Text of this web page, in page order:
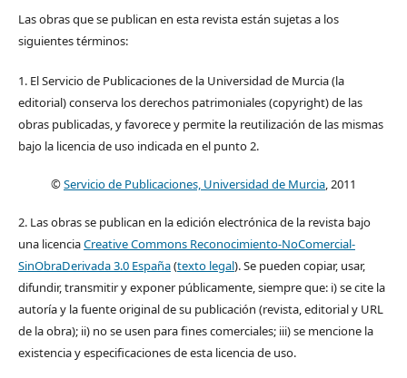
Las obras que se publican en esta revista están sujetas a los
siguientes términos:
1. El Servicio de Publicaciones de la Universidad de Murcia (la
editorial) conserva los derechos patrimoniales (copyright) de las
obras publicadas, y favorece y permite la reutilización de las mismas
bajo la licencia de uso indicada en el punto 2.
©Servicio de Publicaciones, Universidad de Murcia, 2011
2. Las obras se publican en la edición electrónica de la revista bajo
una licenciaCreative Commons Reconocimiento-NoComercial-
SinObraDerivada 3.0 España(texto legal). Se pueden copiar, usar,
difundir, transmitir y exponer públicamente, siempre que: i) se cite la
autoría y la fuente original de su publicación (revista, editorial y URL
de la obra); ii) no se usen para fines comerciales; iii) se mencione la
existencia y especificaciones de esta licencia de uso.